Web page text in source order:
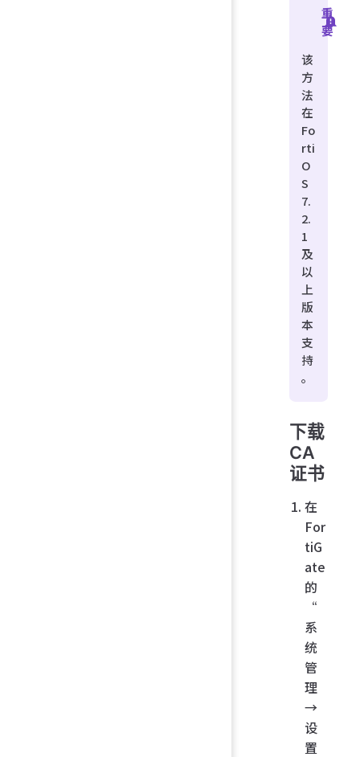
重
要
该
方
法
在
Fo
rti
O
S
7.
2.
1
及
以
上
版
本
支
持
。
下载
CA
证书
在
For
tiG
ate
的
“
系
统
管
理
→
设
置